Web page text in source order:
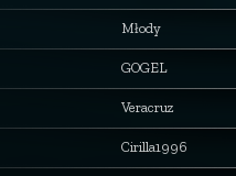
Młody
GOGEL
Veracruz
Cirilla1996